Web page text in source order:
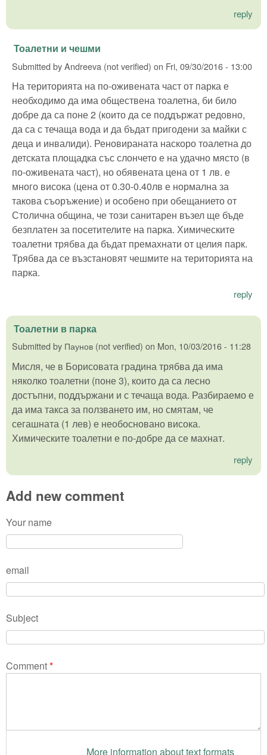
reply
Тоалетни и чешми
Submitted byAndreeva (not verified) on Fri, 09/30/2016 - 13:00
На територията на по-оживената част от парка е
необходимо да има обществена тоалетна, би било
добре да са поне 2 (които да се поддържат редовно,
да са с течаща вода и да бъдат пригодени за майки с
деца и инвалиди). Реновираната наскоро тоалетна до
детската площадка със слончето е на удачно място (в
по-оживената част), но обявената цена от 1 лв. е
много висока (цена от 0.30-0.40лв е нормална за
такова съоръжение) и особено при обещанието от
Столична община, че този санитарен възел ще бъде
безплатен за посетителите на парка. Химическите
тоалетни трябва да бъдат премахнати от целия парк.
Трябва да се възстановят чешмите на територията на
парка.
reply
Тоалетни в парка
Submitted by Паунов (not verified) on Mon, 10/03/2016 - 11:28
Мисля, че в Борисовата градина трябва да има
няколко тоалетни (поне 3), които да са лесно
достъпни, поддържани и с течаща вода. Разбираемо е
да има такса за ползването им, но смятам, че
сегашната (1 лев) е необосновано висока.
Химическите тоалетни е по-добре да се махнат.
reply
Add new comment
Your name
email
Subject
Comment*
More information about text formats